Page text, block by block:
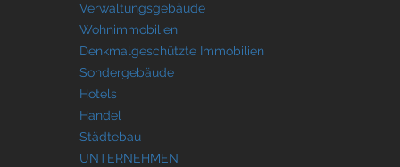
Verwaltungsgebäude
Wohnimmobilien
Denkmalgeschützte Immobilien
Sondergebäude
Hotels
Handel
Städtebau
UNTERNEHMEN